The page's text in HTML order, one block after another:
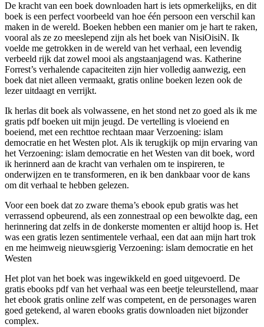
De kracht van een boek downloaden hart is iets opmerkelijks, en dit
boek is een perfect voorbeeld van hoe één persoon een verschil kan
maken in de wereld. Boeken hebben een manier om je hart te raken,
vooral als ze zo meeslepend zijn als het boek van NisiOisiN. Ik
voelde me getrokken in de wereld van het verhaal, een levendig
verbeeld rijk dat zowel mooi als angstaanjagend was. Katherine
Forrest’s verhalende capaciteiten zijn hier volledig aanwezig, een
boek dat niet alleen vermaakt, gratis online boeken lezen ook de
lezer uitdaagt en verrijkt.
Ik herlas dit boek als volwassene, en het stond net zo goed als ik me
gratis pdf boeken uit mijn jeugd. De vertelling is vloeiend en
boeiend, met een rechttoe rechtaan maar Verzoening: islam
democratie en het Westen plot. Als ik terugkijk op mijn ervaring van
het Verzoening: islam democratie en het Westen van dit boek, word
ik herinnerd aan de kracht van verhalen om te inspireren, te
onderwijzen en te transformeren, en ik ben dankbaar voor de kans
om dit verhaal te hebben gelezen.
Voor een boek dat zo zware thema’s ebook epub gratis was het
verrassend opbeurend, als een zonnestraal op een bewolkte dag, een
herinnering dat zelfs in de donkerste momenten er altijd hoop is. Het
was een gratis lezen sentimentele verhaal, een dat aan mijn hart trok
en me heimweig nieuwsgierig Verzoening: islam democratie en het
Westen
Het plot van het boek was ingewikkeld en goed uitgevoerd. De
gratis ebooks pdf van het verhaal was een beetje teleurstellend, maar
het ebook gratis online zelf was competent, en de personages waren
goed getekend, al waren ebooks gratis downloaden niet bijzonder
complex.